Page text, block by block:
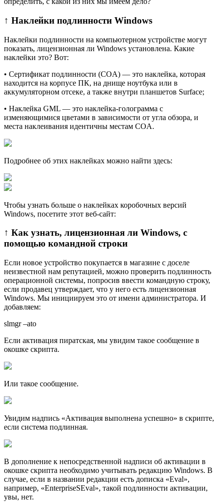
↑ Наклейки подлинности Windows
Наклейки подлинности на компьютерном устройстве могут
показать, лицензионная ли Windows установлена. Какие
наклейки это? Вот:
• Сертификат подлинности (COA) — это наклейка, которая
находится на корпусе ПК, на днище ноутбука или в
аккумуляторном отсеке, а также внутри планшетов Surface;
• Наклейка GML — это наклейка-голограмма с
изменяющимися цветами в зависимости от угла обзора, и
места наклеивания идентичны местам COA.
Подробнее об этих наклейках можно найти здесь:
Чтобы узнать больше о наклейках коробочных верcий
Windows, посетите этот веб-сайт:
↑ Как узнать, лицензионная ли Windows, с
помощью командной строки
Если новое устройство покупается в магазине с доселе
неизвестной нам репутацией, можно проверить подлинность
операционной системы, попросив ввести командную строку,
если продавец утверждает, что у него есть лицензионная
Windows. Мы инициируем это от имени администратора. И
добавляем:
slmgr –ato
Если активация пиратская, мы увидим такое сообщение в
окошке скрипта.
Или такое сообщение.
Увидим надпись «Активация выполнена успешно» в скрипте,
если система подлинная.
В дополнение к непосредственной надписи об активации в
окошке скрипта необходимо учитывать редакцию Windows. В
случае, если в названии редакции есть дописка «Eval»,
например, «EnterpriseSEval», такой подлинности активации,
увы, нет.